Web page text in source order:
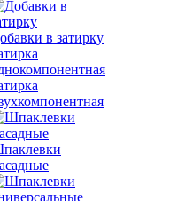
в затирку